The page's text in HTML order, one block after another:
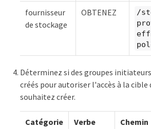
fournisseur
de stockage
OBTENEZ
/
Déterminez si des groupes
créés pour autoriser l'accès à la cible
souhaitez créer.
Catégorie
Verbe
Chemin